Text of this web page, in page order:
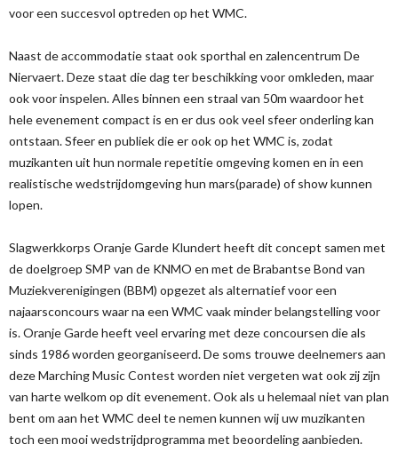
voor een succesvol optreden op het WMC.
Naast de accommodatie staat ook sporthal en zalencentrum De
Niervaert. Deze staat die dag ter beschikking voor omkleden, maar
ook voor inspelen. Alles binnen een straal van 50m waardoor het
hele evenement compact is en er dus ook veel sfeer onderling kan
ontstaan. Sfeer en publiek die er ook op het WMC is, zodat
muzikanten uit hun normale repetitie omgeving komen en in een
realistische wedstrijdomgeving hun mars(parade) of show kunnen
lopen.
Slagwerkkorps Oranje Garde Klundert heeft dit concept samen met
de doelgroep SMP van de KNMO en met de Brabantse Bond van
Muziekverenigingen (BBM) opgezet als alternatief voor een
najaarsconcours waar na een WMC vaak minder belangstelling voor
is. Oranje Garde heeft veel ervaring met deze concoursen die als
sinds 1986 worden georganiseerd. De soms trouwe deelnemers aan
deze Marching Music Contest worden niet vergeten wat ook zij zijn
van harte welkom op dit evenement. Ook als u helemaal niet van plan
bent om aan het WMC deel te nemen kunnen wij uw muzikanten
toch een mooi wedstrijdprogramma met beoordeling aanbieden.